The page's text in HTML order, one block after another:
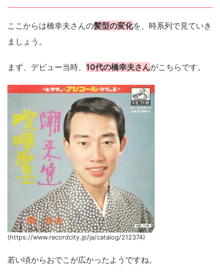
ここからは橋幸夫さんの髪型の変化を、時系列で見ていき
ましょう。
まず、デビュー当時、 10代の橋幸夫さんがこちらです。
(https://www.recordcity.jp/ja/catalog/212374)
若い頃からおでこが広かったようですね。